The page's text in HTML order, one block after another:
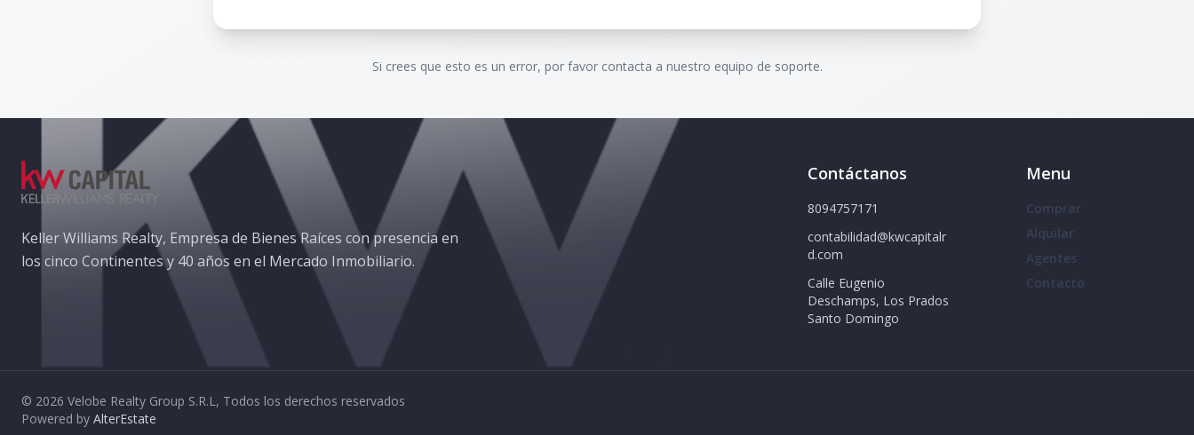
Si crees que esto es un error, por favor contacta a nuestro equipo de soporte.
Keller Williams Realty, Empresa de Bienes Raíces con presencia en
los cinco Continentes y 40 años en el Mercado Inmobiliario.
Contáctanos
8094757171
contabilidad@kwcapitalr
d.com
Calle Eugenio
Deschamps, Los Prados
Santo Domingo
Menu
Comprar
Alquilar
Agentes
Contacto
© 2026 Velobe Realty Group S.R.L, Todos los derechos reservados
Powered by AlterEstate